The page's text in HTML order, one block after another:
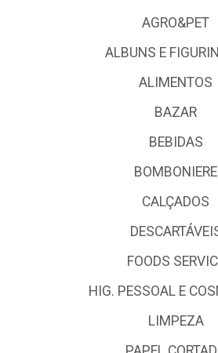
AGRO&PET
ALBUNS E
ALIMENTOS
BAZAR
BEBIDAS
BOMBONIERE
CALÇADOS
FOODS
HIG. PESSOAL E
LIMPEZA